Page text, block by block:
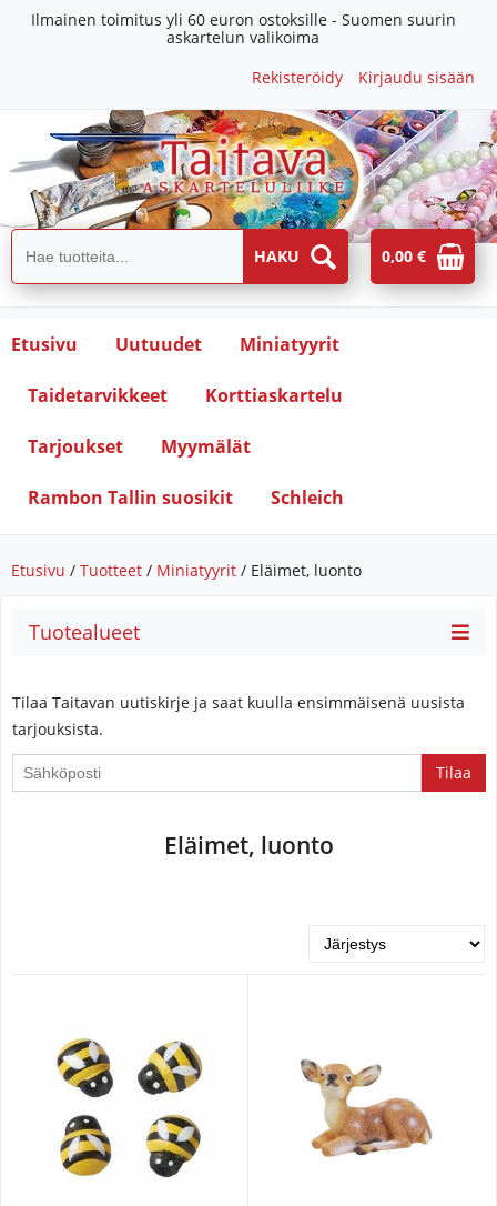
Ilmainen toimitus yli 60 euron ostoksille - Suomen suurin
askartelun valikoima
Rekisteröidy
Kirjaudu sisään
0,00 €
Etusivu Uutuudet Miniatyyrit
Taidetarvikkeet Korttiaskartelu
Tarjoukset Myymälät
Rambon Tallin suosikit Schleich
Etusivu / Tuotteet / Miniatyyrit / Eläimet, luonto
Tuotealueet
Tilaa Taitavan uutiskirje ja saat kuulla ensimmäisenä uusista
tarjouksista.
you
Eläimet, luonto